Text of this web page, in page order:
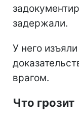
задержали.
У него
врагом.
Что грозит